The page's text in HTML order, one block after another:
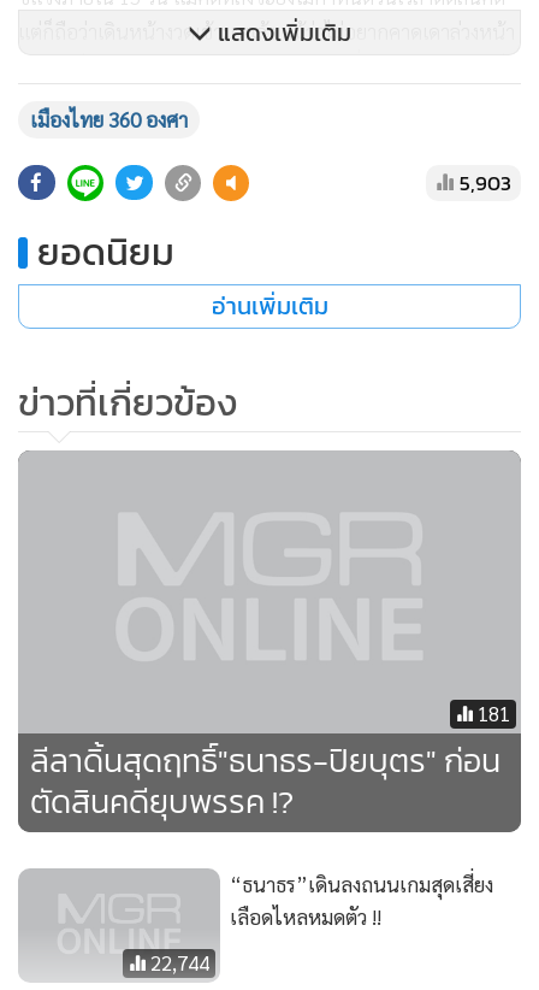
แต่ก็ถือว่าเดินหน้างวดเข้ามาแล้ว แม้ว่าไม่อยากคาดเดาล่วงหน้า
เรื่องของข้อกฎหมายว่าจะออกมาแบบไหน
เพราะความจริงได้ปรากฏแน่ชัดแล้วว่า มีการให้กู้และมีการก็เงิน
กันจริง เนื่องจากมีการยอมรับกันทั้งสองฝ่าย รวมทั้งมีการปรากฏ
ในเอกสารแจ้งบัญชีทรัพย์สินและหนี้สินต่อคณะกรรมการ
ป้องกันและปราบปรามการทุจริตแห่งชาติ(ปปช.) ไปก่อนหน้านี้
ดังนั้นหากพิจารณากันตามความเป็นจริงทั้งสองคดีดังกล่าวนี้
ถือว่า “หนักหนาสาหัส”เอาการเลยทีเดียว เพราะหากจำกันได้
ก่อนหน้านี้เพียงแค่คณะกรรมการการเลือกตั้ง(กกต.) ยื่นคำร้อง
สังเกตว่ามีเจตนาเพื่อกดดันศาล โดยเขาอ้างว่าไม่ได้รับความเป็น
ธรรม รวมไปถึงกล่าวหาโจมตีคณะกรรมการการเลือกตั้งใน
ทำนองว่ารวบรัดไม่เปิดโอกาสให้มีการชี้แจง โดยเฉพาะอย่างยิ่ง
กล่าวหาว่าไม่มีการเปิดเผยข้อมูลให้ทราบ โดยชี้ให้เห็นจากกรณี
ข้อสรุปที่มีไม่กี่บรรทัดเท่านั้น
นอกเหนือจากนี้ยังมีการเดินสายโจมตีวิพากษ์วิจารณ์การบริหาร
ของ พล.อ.ประยุทธ์ จันทร์โอชา นายกรัฐมนตรี รวมไปถึงการ
รณรงค์ให้ยกเลิกการเกณฑ์ทหาร แม้ว่าในเรื่องหลังจะไม่ได้
แสดงเพิ่มเติม
เมืองไทย 360 องศา
5,903
ยอดนิยม
อ่านเพิ่มเติม
ข่าวที่เกี่ยวข้อง
181
ลีลาดิ้นสุดฤทธิ์"ธนาธร-ปิยบุตร" ก่อน
ตัดสินคดียุบพรรค !?
22,744
“ธนาธร”เดินลงถนนเกมสุดเสี่ยง
เลือดไหลหมดตัว !!